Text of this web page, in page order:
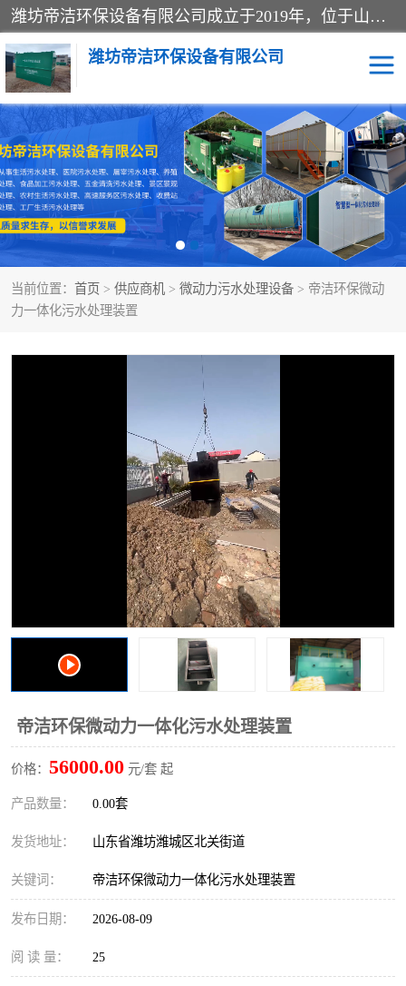
潍坊帝洁环保设备有限公司成立于2019年，位于山东省潍坊市潍城经济开发区；公司专注于环境保护专用设备及配件的研发、生产、安装与销售，同时涉及医用消毒设备、机电设备和仪器仪表的销售。此外，公司提供环保工程施工、环保技术研发与转让、技术服务以及环境工程专项设计服务，致力于为客户提供全面的环保解决方案，助力绿色可持续发展。
潍坊帝洁环保设备有限公司
当前位置： 首页 > 供应商机 > 微动力污水处理设备 > 帝洁环保微动
力一体化污水处理装置
帝洁环保微动力一体化污水处理装置
价格： 56000.00 元/套 起
产品数量： 0.00套
发货地址： 山东省潍坊潍城区北关街道
关键词： 帝洁环保微动力一体化污水处理装置
发布日期： 2026-08-09
阅 读 量： 25
一体化提升泵站 屠宰肉食品加工污水处理
设备
一体化生活污水处理设备 学校污水处理设备
医院污水处理设备 喷涂废水油墨废水
玻璃钢一体化污水处理设 水性涂料加工污水处理设
平流式溶气气浮机 风景区旅游景点污水处理
设备
高速服务区收费站污水处 微动力生化污水处理设备
海鲜加工污水处理设备 蒸发器设备价格
客运站污水处理设备 航站楼厕所污水处理设备
加油站油田景点旅游区污
水处理设备
风电场变电站污水处理设
备
叠螺污泥脱水机
疾控中心一体化设备处理 一体化净北槽污水处理设
餐具消毒污水处理设备
塑料编织袋一体化污水处
理设备
养老院污水处理一体化设
整形医院污水处理设备
酿酒厂一体化污水处理设